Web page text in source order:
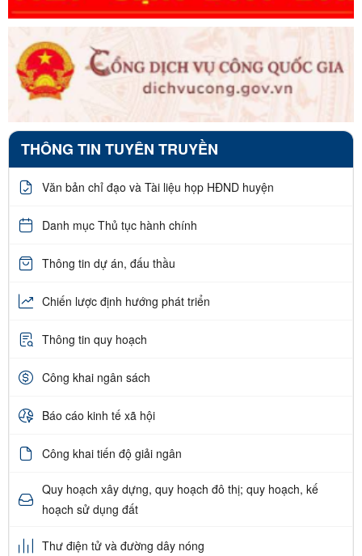
THÔNG TIN TUYÊN TRUYỀN
Văn bản chỉ đạo và Tài liệu họp HĐND huyện
Danh mục Thủ tục hành chính
Thông tin dự án, đấu thầu
Chiến lược định hướng phát triển
Thông tin quy hoạch
Công khai ngân sách
Báo cáo kinh tế xã hội
Công khai tiến độ giải ngân
Quy hoạch xây dựng, quy hoạch đô thị; quy hoạch, kế
hoạch sử dụng đất
Thư điện tử và đường dây nóng